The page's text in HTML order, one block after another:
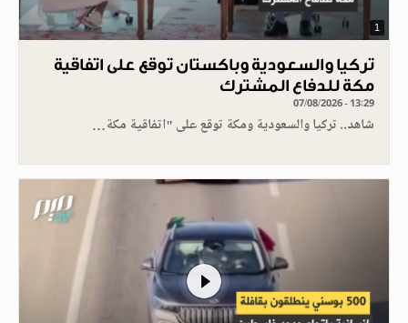
1
تركيا والسعودية وباكستان توقع على اتفاقية
مكة للدفاع المشترك
07/08/2026 - 13:29
شاهد.. تركيا والسعودية ومكة توقع على "اتفاقية مكة…